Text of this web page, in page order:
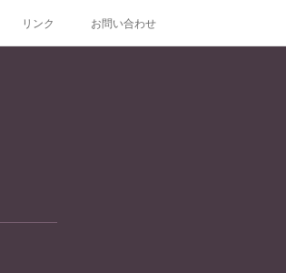
リンク お問い合わせ